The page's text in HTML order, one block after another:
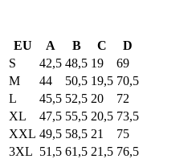
EU A B C
D
S
42,5 48,5 19
69
M
44 50,5 19,5 70,5
L
45,5 52,5 20
72
XL
47,5 55,5 20,5 73,5
XXL 49,5 58,5 21
75
3XL 51,5 61,5 21,5 76,5